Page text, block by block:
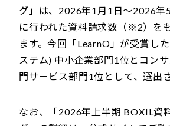
グ」は、2026年1月1日〜2026年
に行われた資料請求数（※2）を
ます。今回「LearnO」が受賞し
ステム) 中小企業部門1位とコン
門サービス部門1位として、選出
なお、「2026年上半期 BOXIL資